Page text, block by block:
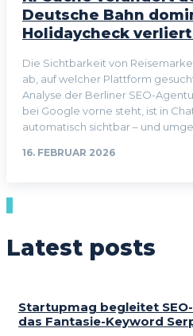
Deutsche Bahn
Holidaycheck
Die Sichtbarkeit von
ab, auf welcher Plattform
Analyse der Berliner SEO-
bei Google vorne steht, ist in
automatisch sichtbar – und
16. FEBRUAR 2026
Latest posts
Startupmag begleitet
das Fantasie-Keyword